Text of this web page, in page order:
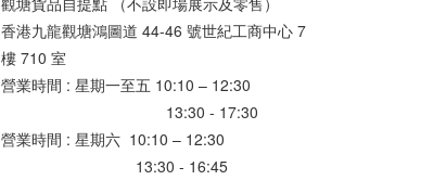
香港九龍觀塘鴻圖道 44-46 號世紀工商中心 7
樓 710 室
營業時間 : 星期一至五 10:10 – 12:30
13:30 - 17:30
營業時間 : 星期六 10:10 – 12:30
13:30 - 16:45